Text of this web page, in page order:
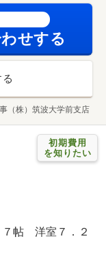
せする
（株）筑波大学前支店
初期費用
を知りたい
７帖 洋室７．２